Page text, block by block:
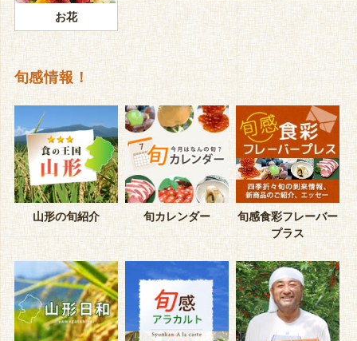
お花
旬感情報！
山形の旬紹介 旬カレンダー
旬感食彩フレーバー
プラス